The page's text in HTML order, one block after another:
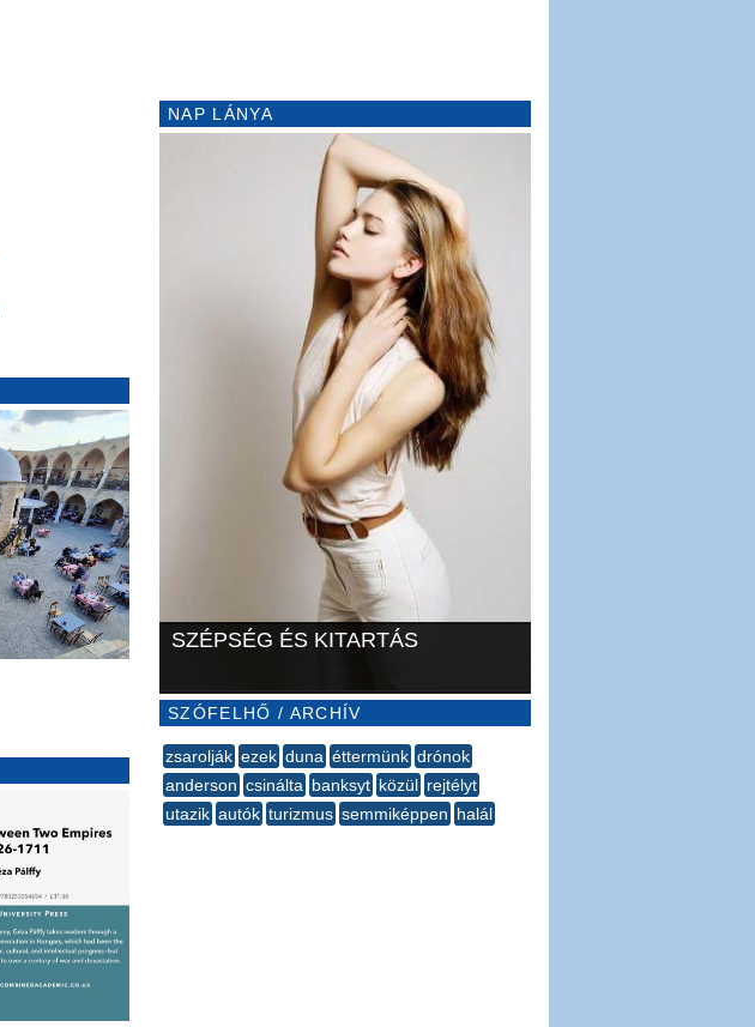
NAP LÁNYA
SZÉPSÉG ÉS KITARTÁS
SZÓFELHŐ / ARCHÍV
zsarolják ezek duna éttermünk drónok
anderson csinálta banksyt közül rejtélyt
utazik autók turizmus semmiképpen halál